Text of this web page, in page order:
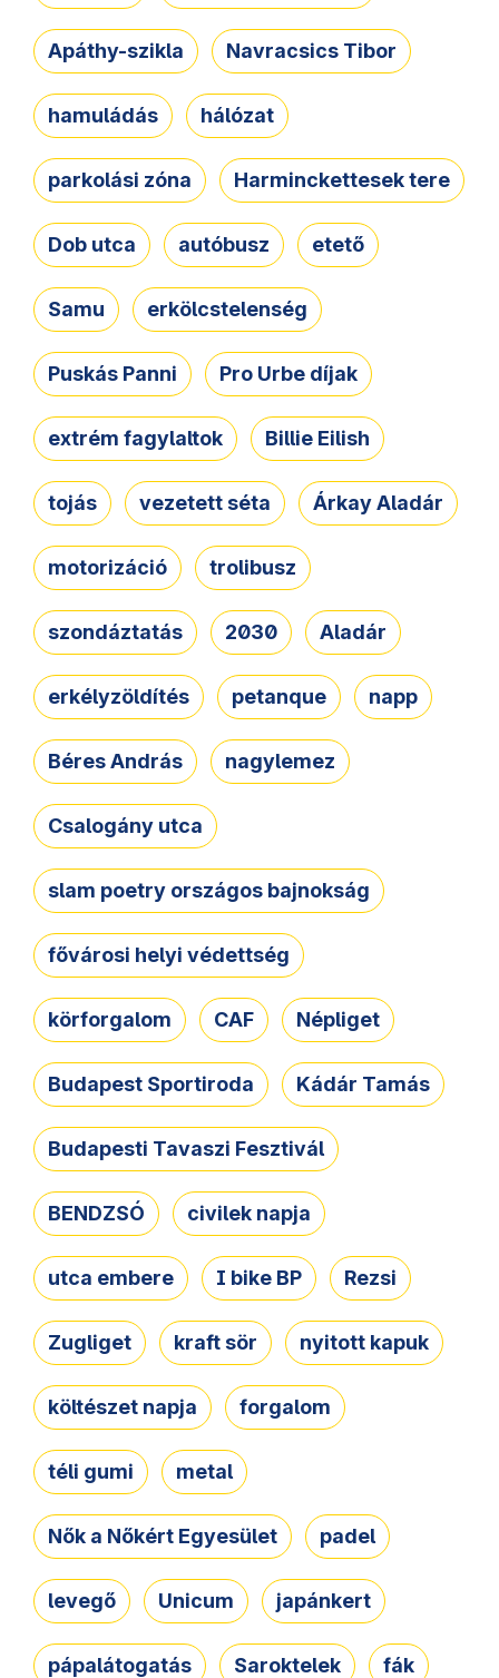
Apáthy-szikla Navracsics Tibor
hamuládás hálózat
parkolási zóna Harminckettesek tere
Dob utca autóbusz etető
Samu erkölcstelenség
Puskás Panni Pro Urbe díjak
extrém fagylaltok Billie Eilish
tojás vezetett séta Árkay Aladár
motorizáció trolibusz
szondáztatás 2030 Aladár
erkélyzöldítés petanque napp
Béres András nagylemez
Csalogány utca
slam poetry országos bajnokság
fővárosi helyi védettség
körforgalom CAF Népliget
Budapest Sportiroda Kádár Tamás
Budapesti Tavaszi Fesztivál
BENDZSÓ civilek napja
utca embere I bike BP Rezsi
Zugliget kraft sör nyitott kapuk
költészet napja forgalom
téli gumi metal
Nők a Nőkért Egyesület padel
levegő Unicum japánkert
pápalátogatás Saroktelek fák